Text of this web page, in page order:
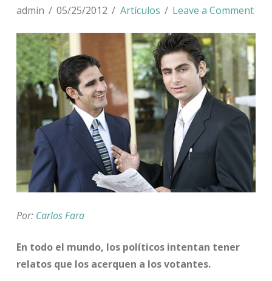
admin 05/25/2012 Artículos Leave a Comment
Por: Carlos Fara
En todo el mundo, los políticos intentan tener
relatos que los acerquen a los votantes.